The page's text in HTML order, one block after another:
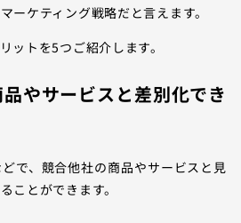
ーケティング戦略だと言えます。
ットを5つご紹介します。
やサービスと差別化でき
で、競合他社の商品やサービスと見
ことができます。